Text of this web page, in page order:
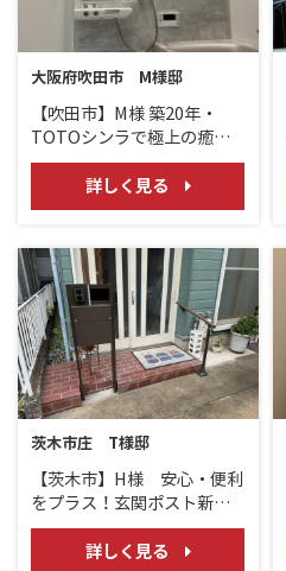
大阪府吹田市 M様邸
【吹田市】M様 築20年・
TOTOシンラで極上の癒し
と快適さを備えた浴室へ！
詳しく見る
茨木市庄 T様邸
【茨木市】H様 安心・便利
をプラス！玄関ポスト新設
と手すり設置/外構
詳しく見る